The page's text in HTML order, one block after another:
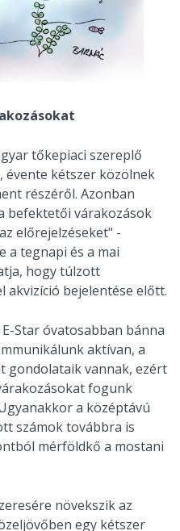
tőkepiaci szereplő
évente kétszer közölnek
részéről. Azonban
befektetői várakozások
előrejelzéseket" -
a tegnapi és a mai
hogy túlzott
akvizíció bejelentése előtt.
Star óvatosabban bánna
aktívan, a
gondolataik vannak, ezért
fogunk
a középtávú
számok továbbra is
mérföldkő a mostani
növekszik az
egy kétszer